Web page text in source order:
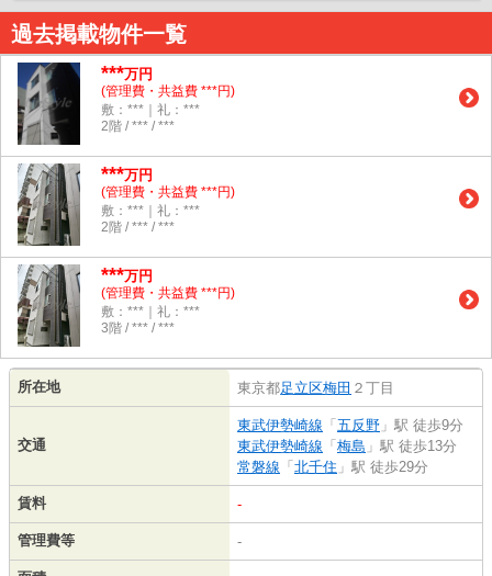
過去掲載物件一覧
***万円
(管理費・共益費 ***円)
敷：***｜礼：***
2階 / *** / ***
***万円
(管理費・共益費 ***円)
敷：***｜礼：***
2階 / *** / ***
***万円
(管理費・共益費 ***円)
敷：***｜礼：***
3階 / *** / ***
所在地 東京都足立区梅田 ２丁目
交通
東武伊勢崎線 「 五反野 」駅 徒歩9分
東武伊勢崎線 「 梅島 」駅 徒歩13分
常磐線 「 北千住 」駅 徒歩29分
賃料 -
管理費等 -